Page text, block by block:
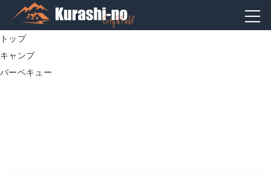
トップ
キャンプ
バーベキュー